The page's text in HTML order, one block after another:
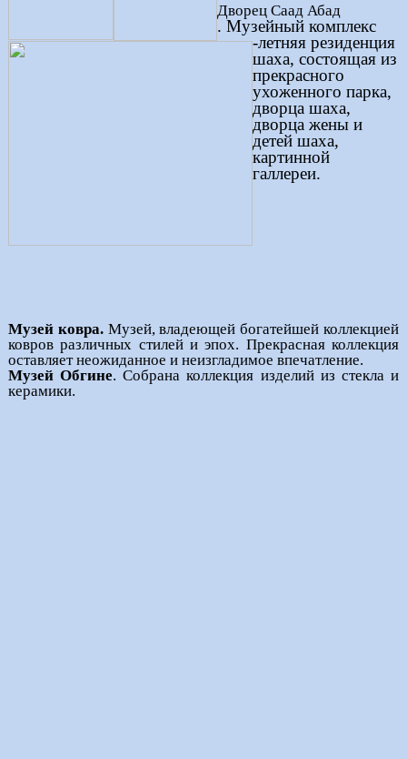
Дворец Саад Абад
. Музейный комплекс
-летняя резиденция
шаха, состоящая из
прекрасного
ухоженного парка,
дворца шаха,
дворца жены и
детей шаха,
картинной
галлереи.
Музей ковра.Музей, владеющей богатейшей коллекцией
ковров различных стилей и эпох. Прекрасная коллекция
оставляет неожиданное и неизгладимое впечатление.
Музей Обгине. Собрана коллекция изделий из стекла и
керамики.